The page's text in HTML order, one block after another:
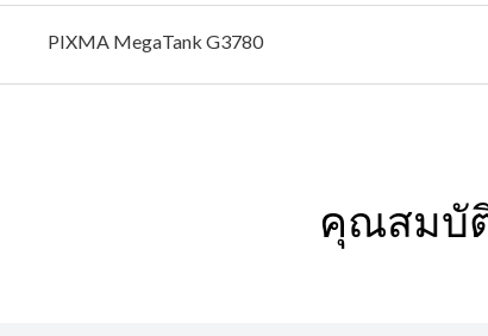
PIXMA MegaTank G3780
คุณสมบั